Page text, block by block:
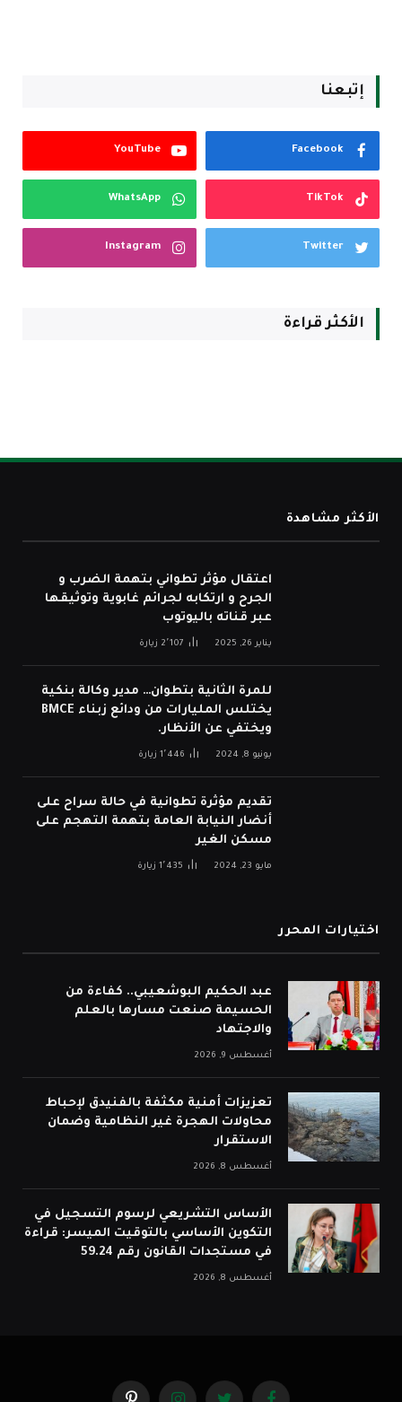
إتبعنا
Facebook
YouTube
TikTok
WhatsApp
Twitter
Instagram
الأكثر قراءة
الأكثر مشاهدة
اعتقال مؤثر تطواني بتهمة الضرب و
الجرح و ارتكابه لجرائم غابوية وتوثيقها
عبر قناته باليوتوب
يناير 26, 2025 2٬107 زيارة
للمرة الثانية بتطوان… مدير وكالة بنكية
يختلس المليارات من ودائع زبناء BMCE
ويختفي عن الأنظار.
يونيو 8, 2024 1٬446 زيارة
تقديم مؤثرة تطوانية في حالة سراح على
أنضار النيابة العامة بتهمة التهجم على
مسكن الغير
مايو 23, 2024 1٬435 زيارة
اختيارات المحرر
عبد الحكيم البوشعيبي.. كفاءة من
الحسيمة صنعت مسارها بالعلم
والاجتهاد
أغسطس 9, 2026
تعزيزات أمنية مكثفة بالفنيدق لإحباط
محاولات الهجرة غير النظامية وضمان
الاستقرار
أغسطس 8, 2026
الأساس التشريعي لرسوم التسجيل في
التكوين الأساسي بالتوقيت الميسر: قراءة
في مستجدات القانون رقم 59.24
أغسطس 8, 2026